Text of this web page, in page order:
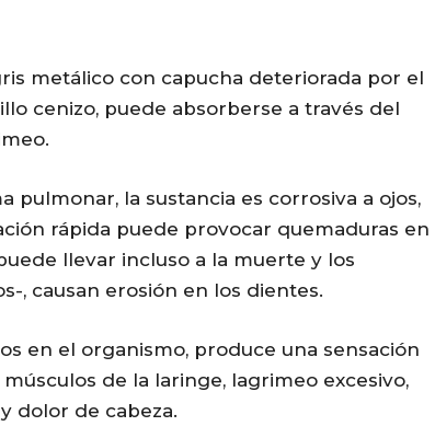
metálico con capucha deteriorada por el
cenizo, puede absorberse a través del
pulmonar, la sustancia es corrosiva a ojos,
rápida puede provocar quemaduras en
llevar incluso a la muerte y los
, causan erosión en los dientes.
en el organismo, produce una sensación
de la laringe, lagrimeo excesivo,
dolor de cabeza.